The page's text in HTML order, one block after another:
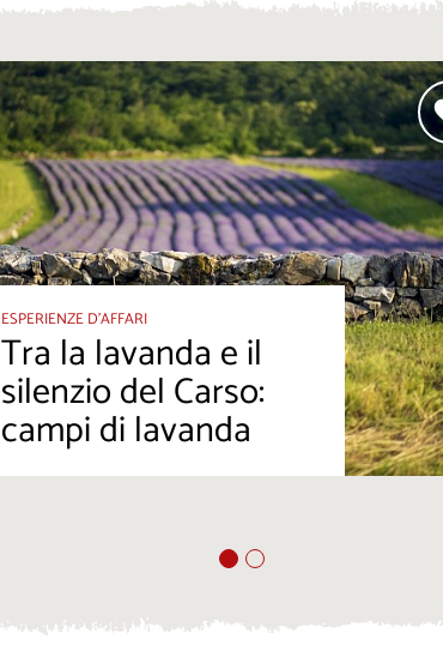
ESPERIENZE D’AFFARI
Tra la lavanda e il
silenzio del Carso:
campi di lavanda